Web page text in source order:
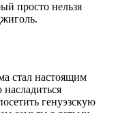
просто нельзя
стал настоящим
генуэзскую